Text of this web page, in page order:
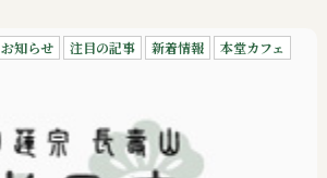
お知らせ 注目の記事 新着情報 本堂カフェ